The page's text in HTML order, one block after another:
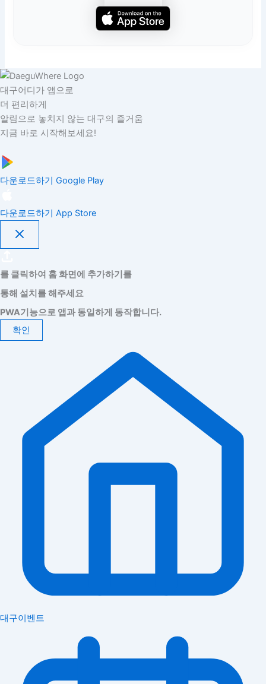
대구어디가 앱으로
더 편리하게
알림으로 놓치지 않는 대구의 즐거움
지금 바로 시작해보세요!
다운로드하기 Google Play
다운로드하기 App Store
를 클릭하여 홈 화면에 추가하기를
통해 설치를 해주세요
PWA기능으로 앱과 동일하게 동작합니다.
확인
대구이벤트